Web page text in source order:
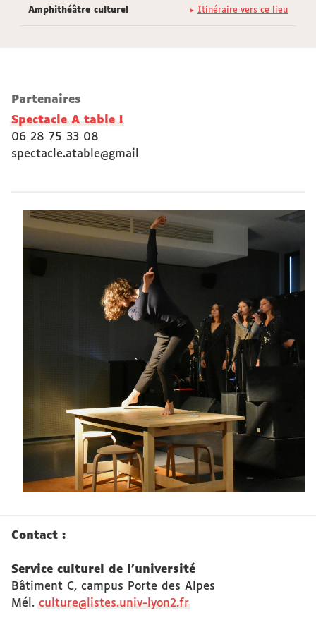
Itinéraire vers ce lieu
Amphithéâtre culturel
Partenaires
Spectacle A table !
06 28 75 33 08
spectacle.atable@gmail
Contact :
Service culturel de l'université
Bâtiment C, campus Porte des Alpes
Mél. culture@listes.univ-lyon2.fr